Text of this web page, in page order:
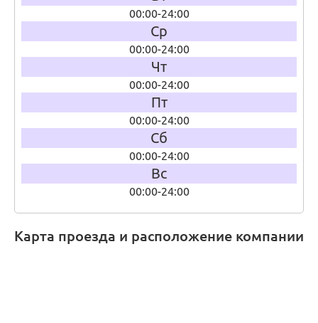
00:00-24:00
Ср
00:00-24:00
Чт
00:00-24:00
Пт
00:00-24:00
Сб
00:00-24:00
Вс
00:00-24:00
Карта проезда и расположение компании